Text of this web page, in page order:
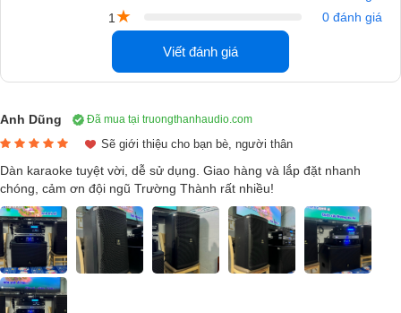
1★ 0 đánh giá
Viết đánh giá
Anh Dũng Đã mua tại truongthanhaudio.com
Sẽ giới thiệu cho bạn bè, người thân
Dàn karaoke tuyệt vời, dễ sử dụng. Giao hàng và lắp đặt nhanh
chóng, cảm ơn đội ngũ Trường Thành rất nhiều!